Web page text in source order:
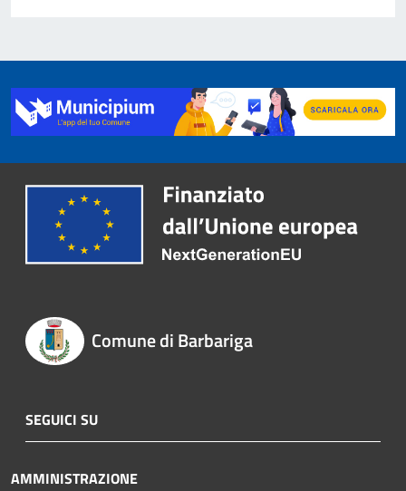
Comune di Barbariga
SEGUICI SU
AMMINISTRAZIONE